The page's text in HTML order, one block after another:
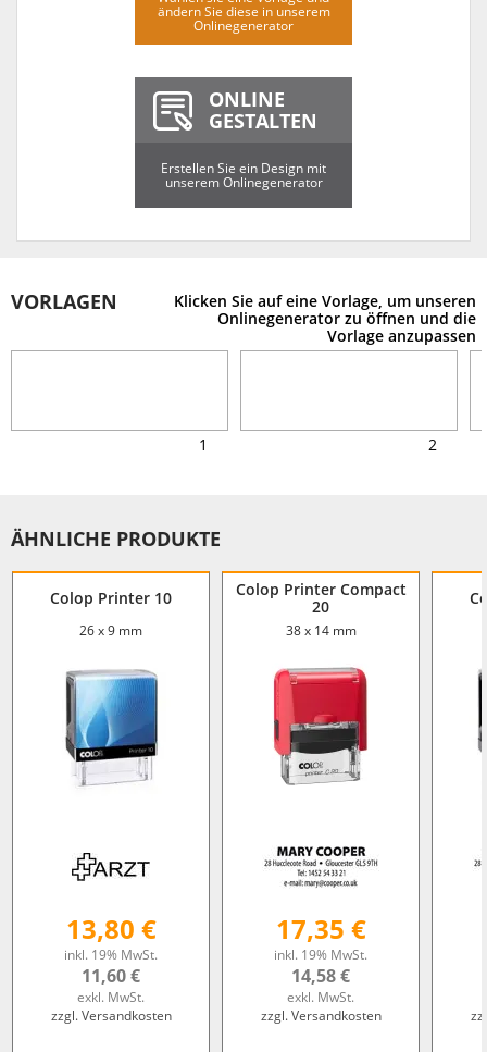
ändern Sie diese in unserem
Onlinegenerator
ONLINE
GESTALTEN
Erstellen Sie ein Design mit
unserem Onlinegenerator
VORLAGEN
Klicken Sie auf eine Vorlage, um unseren
Onlinegenerator zu öffnen und die
Vorlage anzupassen
1 2
ÄHNLICHE PRODUKTE
Colop Printer 10
26 x 9 mm
13,80 €
inkl. 19% MwSt.
11,60 €
exkl. MwSt.
zzgl. Versandkosten
Colop Printer Compact
20
38 x 14 mm
17,35 €
inkl. 19% MwSt.
14,58 €
exkl. MwSt.
zzgl. Versandkosten